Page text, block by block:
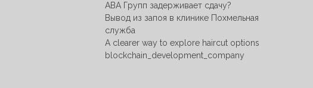
АВА Групп задерживает сдачу?
Вывод из запоя в клинике Похмельная
служба
A clearer way to explore haircut options
blockchain_development_company